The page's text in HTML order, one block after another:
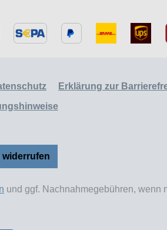
Erklärung zur
widerrufen
und ggf. Nachnahmegebühren, wenn